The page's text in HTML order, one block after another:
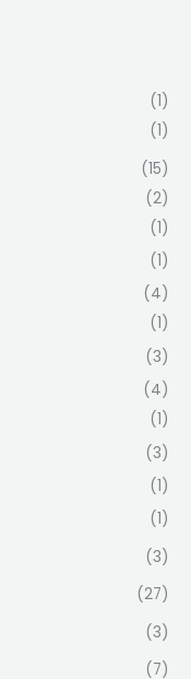
(1)
(1)
(15)
(2)
(1)
(1)
(4)
(1)
(3)
(4)
(1)
(3)
(1)
(1)
(3)
(27)
(3)
(7)